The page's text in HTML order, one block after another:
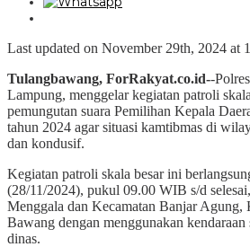
Last updated on November 29th, 2024 at
Tulangbawang, ForRakyat.co.id--
Lampung, menggelar kegiatan patroli
pemungutan suara Pemilihan Kepala
tahun 2024 agar situasi kamtibmas di
dan kondusif.
Kegiatan patroli skala besar ini
(28/11/2024), pukul 09.00 WIB s/d
Menggala dan Kecamatan Banjar Agung,
Bawang dengan menggunakan
dinas.